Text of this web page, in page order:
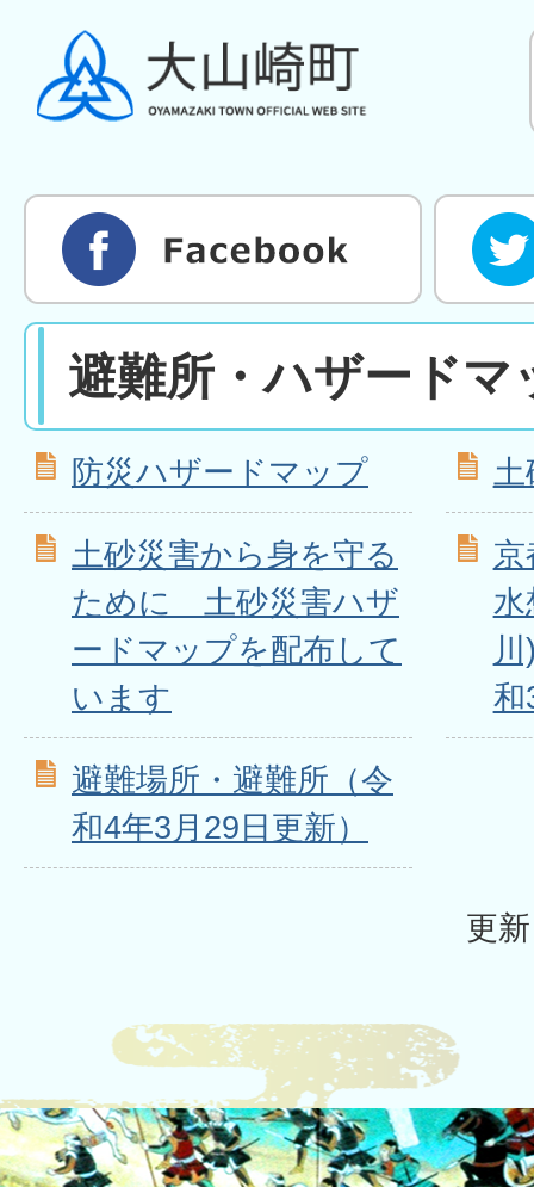
避難所・ハザードマ
防災ハザードマップ
土砂災害から身を守る
ために 土砂災害ハザ
ードマップを配布して
います
水
和
避難場所・避難所（令
和4年3月29日更新）
更